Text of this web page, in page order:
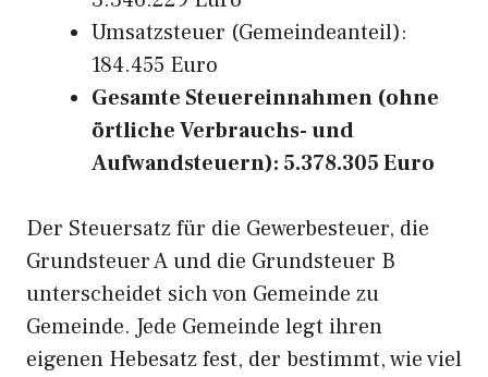
Umsatzsteuer (Gemeindeanteil):
184.455 Euro
Gesamte Steuereinnahmen (ohne
örtliche Verbrauchs- und
Aufwandsteuern): 5.378.305 Euro
Der Steuersatz für die Gewerbesteuer, die
Grundsteuer A und die Grundsteuer B
unterscheidet sich von Gemeinde zu
Gemeinde. Jede Gemeinde legt ihren
eigenen Hebesatz fest, der bestimmt, wie viel